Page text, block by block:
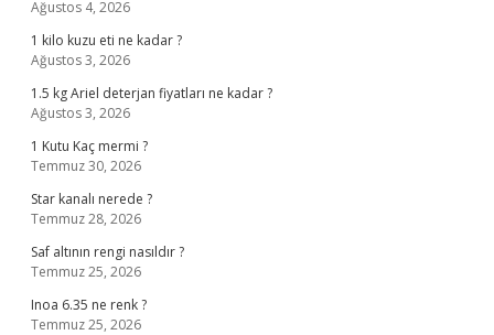
Ağustos 4, 2026
1 kilo kuzu eti ne kadar ?
Ağustos 3, 2026
1.5 kg Ariel deterjan fiyatları ne kadar ?
Ağustos 3, 2026
1 Kutu Kaç mermi ?
Temmuz 30, 2026
Star kanalı nerede ?
Temmuz 28, 2026
Saf altının rengi nasıldır ?
Temmuz 25, 2026
Inoa 6.35 ne renk ?
Temmuz 25, 2026